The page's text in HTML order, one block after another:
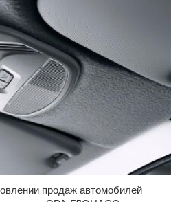
продаж автомобилей